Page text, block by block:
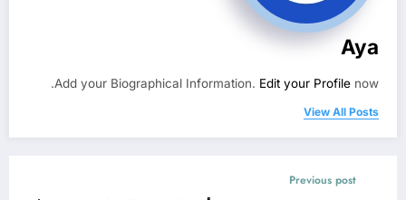
Aya
Add your Biographical Information. Edit your Profile now.
View All Posts
Previous post